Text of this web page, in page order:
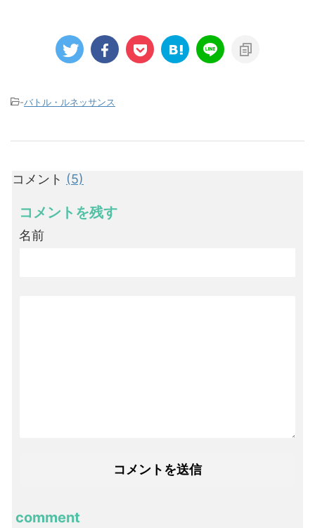
-バトル・ルネッサンス
コメント (5)
コメントを残す
名前
comment